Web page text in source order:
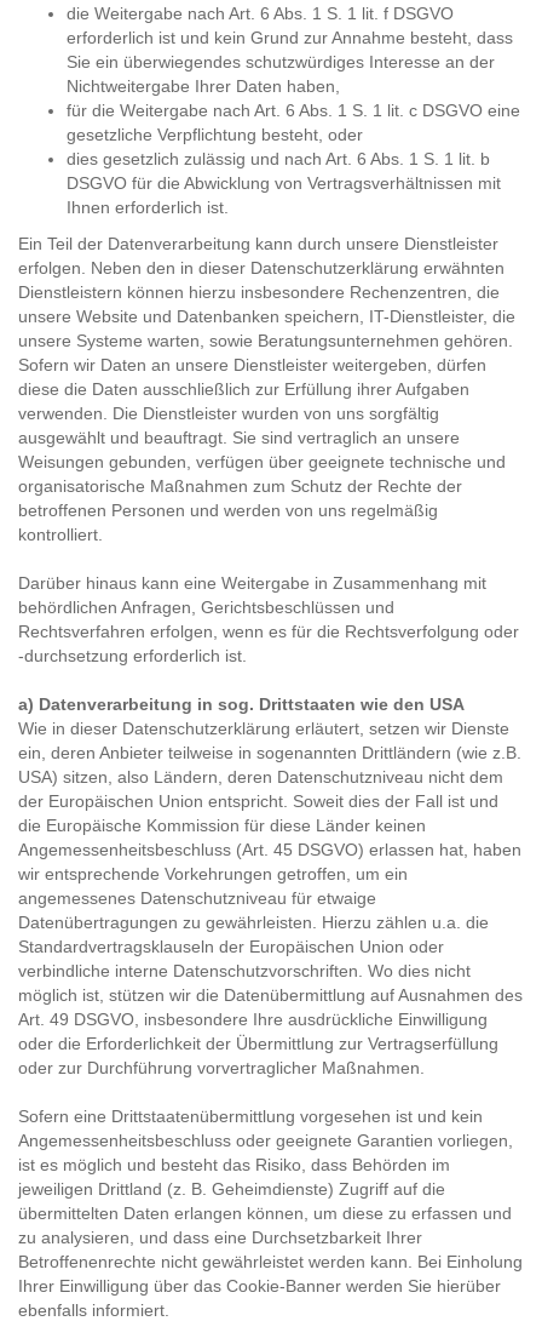
die Weitergabe nach Art. 6 Abs. 1 S. 1 lit. f DSGVO
erforderlich ist und kein Grund zur Annahme besteht, dass
Sie ein überwiegendes schutzwürdiges Interesse an der
Nichtweitergabe Ihrer Daten haben,
für die Weitergabe nach Art. 6 Abs. 1 S. 1 lit. c DSGVO eine
gesetzliche Verpflichtung besteht, oder
dies gesetzlich zulässig und nach Art. 6 Abs. 1 S. 1 lit. b
DSGVO für die Abwicklung von Vertragsverhältnissen mit
Ihnen erforderlich ist.
Ein Teil der Datenverarbeitung kann durch unsere Dienstleister
erfolgen. Neben den in dieser Datenschutzerklärung erwähnten
Dienstleistern können hierzu insbesondere Rechenzentren, die
unsere Website und Datenbanken speichern, IT-Dienstleister, die
unsere Systeme warten, sowie Beratungsunternehmen gehören.
Sofern wir Daten an unsere Dienstleister weitergeben, dürfen
diese die Daten ausschließlich zur Erfüllung ihrer Aufgaben
verwenden. Die Dienstleister wurden von uns sorgfältig
ausgewählt und beauftragt. Sie sind vertraglich an unsere
Weisungen gebunden, verfügen über geeignete technische und
organisatorische Maßnahmen zum Schutz der Rechte der
betroffenen Personen und werden von uns regelmäßig
kontrolliert.
Darüber hinaus kann eine Weitergabe in Zusammenhang mit
behördlichen Anfragen, Gerichtsbeschlüssen und
Rechtsverfahren erfolgen, wenn es für die Rechtsverfolgung oder
-durchsetzung erforderlich ist.
a) Datenverarbeitung in sog. Drittstaaten wie den USA
Wie in dieser Datenschutzerklärung erläutert, setzen wir Dienste
ein, deren Anbieter teilweise in sogenannten Drittländern (wie z.B.
USA) sitzen, also Ländern, deren Datenschutzniveau nicht dem
der Europäischen Union entspricht. Soweit dies der Fall ist und
die Europäische Kommission für diese Länder keinen
Angemessenheitsbeschluss (Art. 45 DSGVO) erlassen hat, haben
wir entsprechende Vorkehrungen getroffen, um ein
angemessenes Datenschutzniveau für etwaige
Datenübertragungen zu gewährleisten. Hierzu zählen u.a. die
Standardvertragsklauseln der Europäischen Union oder
verbindliche interne Datenschutzvorschriften. Wo dies nicht
möglich ist, stützen wir die Datenübermittlung auf Ausnahmen des
Art. 49 DSGVO, insbesondere Ihre ausdrückliche Einwilligung
oder die Erforderlichkeit der Übermittlung zur Vertragserfüllung
oder zur Durchführung vorvertraglicher Maßnahmen.
Sofern eine Drittstaatenübermittlung vorgesehen ist und kein
Angemessenheitsbeschluss oder geeignete Garantien vorliegen,
ist es möglich und besteht das Risiko, dass Behörden im
jeweiligen Drittland (z. B. Geheimdienste) Zugriff auf die
übermittelten Daten erlangen können, um diese zu erfassen und
zu analysieren, und dass eine Durchsetzbarkeit Ihrer
Betroffenenrechte nicht gewährleistet werden kann. Bei Einholung
Ihrer Einwilligung über das Cookie-Banner werden Sie hierüber
ebenfalls informiert.